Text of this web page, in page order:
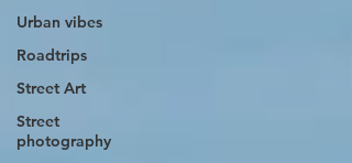
Urban vibes
Roadtrips
Street Art
Street
photography